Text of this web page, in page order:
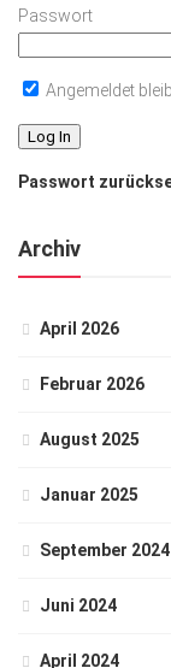
Passwort
Angemeldet
Passwort
Archiv
April 2026
Februar 2026
August 2025
Januar 2025
September 2024
Juni 2024
April 2024